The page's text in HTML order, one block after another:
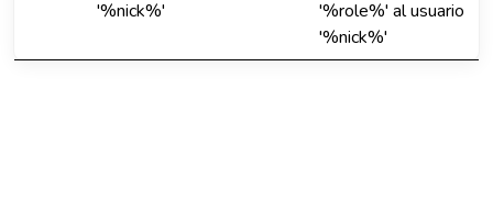
'%nick%'
'%role%' al usuario
'%nick%'